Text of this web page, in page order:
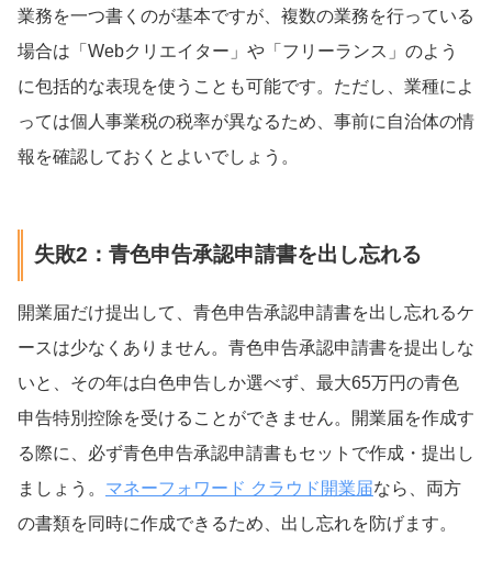
業務を一つ書くのが基本ですが、複数の業務を行っている
場合は「Webクリエイター」や「フリーランス」のよう
に包括的な表現を使うことも可能です。ただし、業種によ
っては個人事業税の税率が異なるため、事前に自治体の情
報を確認しておくとよいでしょう。
失敗2：青色申告承認申請書を出し忘れる
開業届だけ提出して、青色申告承認申請書を出し忘れるケ
ースは少なくありません。青色申告承認申請書を提出しな
いと、その年は白色申告しか選べず、最大65万円の青色
申告特別控除を受けることができません。開業届を作成す
る際に、必ず青色申告承認申請書もセットで作成・提出し
ましょう。 マネーフォワード クラウド開業届なら、両方
の書類を同時に作成できるため、出し忘れを防げます。